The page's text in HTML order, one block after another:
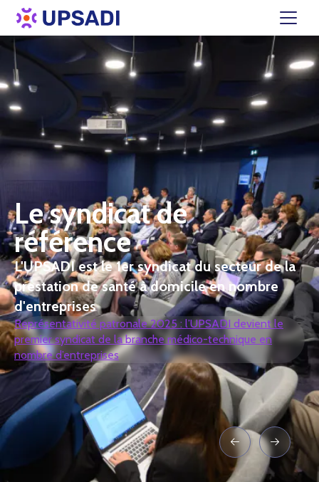
Le syndicat de
référence
L'UPSADI est le 1er syndicat du secteur de la
prestation de santé à domicile en nombre
d'entreprises
Représentativité patronale 2025 : l’UPSADI devient le
premier syndicat de la branche médico-technique en
nombre d’entreprises